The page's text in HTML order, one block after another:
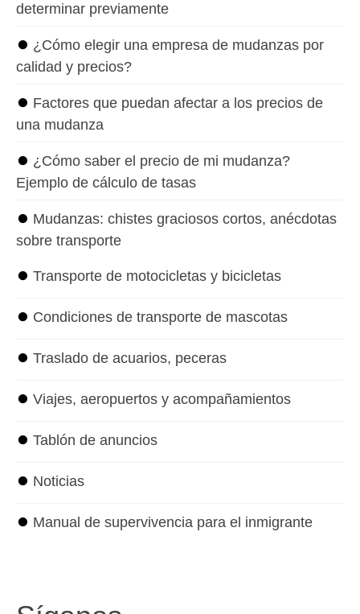
determinar previamente
⏺ ¿Cómo elegir una empresa de mudanzas por
calidad y precios?
⏺ Factores que puedan afectar a los precios de
una mudanza
⏺ ¿Cómo saber el precio de mi mudanza?
Ejemplo de cálculo de tasas
⏺ Mudanzas: chistes graciosos cortos, anécdotas
sobre transporte
⏺ Transporte de motocicletas y bicicletas
⏺ Condiciones de transporte de mascotas
⏺ Traslado de acuarios, peceras
⏺ Viajes, aeropuertos y acompañamientos
⏺ Tablón de anuncios
⏺ Noticias
⏺ Manual de supervivencia para el inmigrante